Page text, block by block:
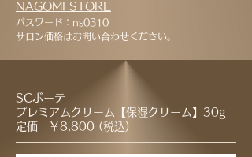
NAGOMI STORE
パスワード：ns0310
サロン価格はお問い合わせください。
SCボーテ
プレミアムクリーム【保湿クリーム】30g
定価 ￥8,800 (税込)